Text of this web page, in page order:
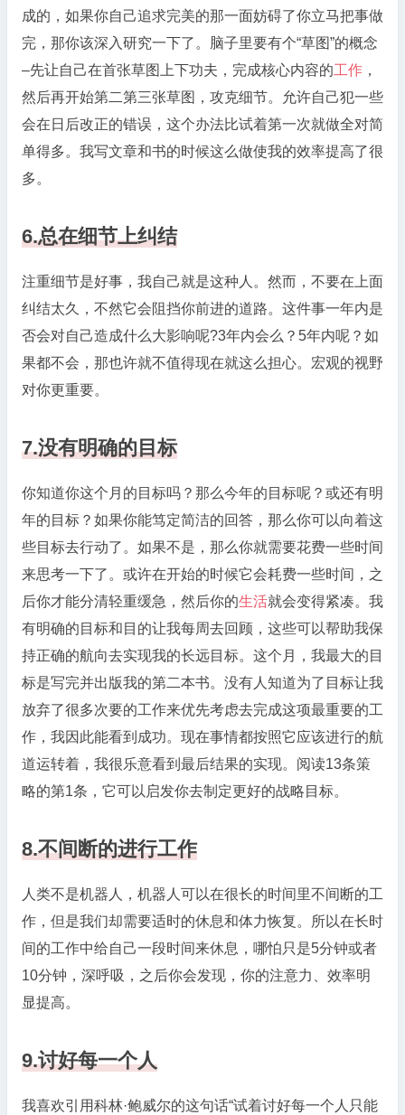
成的，如果你自己追求完美的那一面妨碍了你立马把事做
完，那你该深入研究一下了。脑子里要有个“草图”的概念
–先让自己在首张草图上下功夫，完成核心内容的工作 ，
然后再开始第二第三张草图，攻克细节。允许自己犯一些
会在日后改正的错误，这个办法比试着第一次就做全对简
单得多。我写文章和书的时候这么做使我的效率提高了很
多。
6.总在细节上纠结
注重细节是好事，我自己就是这种人。然而，不要在上面
纠结太久，不然它会阻挡你前进的道路。这件事一年内是
否会对自己造成什么大影响呢?3年内会么？5年内呢？如
果都不会，那也许就不值得现在就这么担心。宏观的视野
对你更重要。
7.没有明确的目标
你知道你这个月的目标吗？那么今年的目标呢？或还有明
年的目标？如果你能笃定简洁的回答，那么你可以向着这
些目标去行动了。如果不是，那么你就需要花费一些时间
来思考一下了。或许在开始的时候它会耗费一些时间，之
后你才能分清轻重缓急，然后你的生活就会变得紧凑。我
有明确的目标和目的让我每周去回顾，这些可以帮助我保
持正确的航向去实现我的长远目标。这个月，我最大的目
标是写完并出版我的第二本书。没有人知道为了目标让我
放弃了很多次要的工作来优先考虑去完成这项最重要的工
作，我因此能看到成功。现在事情都按照它应该进行的航
道运转着，我很乐意看到最后结果的实现。阅读13条策
略的第1条，它可以启发你去制定更好的战略目标。
8.不间断的进行工作
人类不是机器人，机器人可以在很长的时间里不间断的工
作，但是我们却需要适时的休息和体力恢复。所以在长时
间的工作中给自己一段时间来休息，哪怕只是5分钟或者
10分钟，深呼吸，之后你会发现，你的注意力、效率明
显提高。
9.讨好每一个人
我喜欢引用科林·鲍威尔的这句话“试着讨好每一个人只能